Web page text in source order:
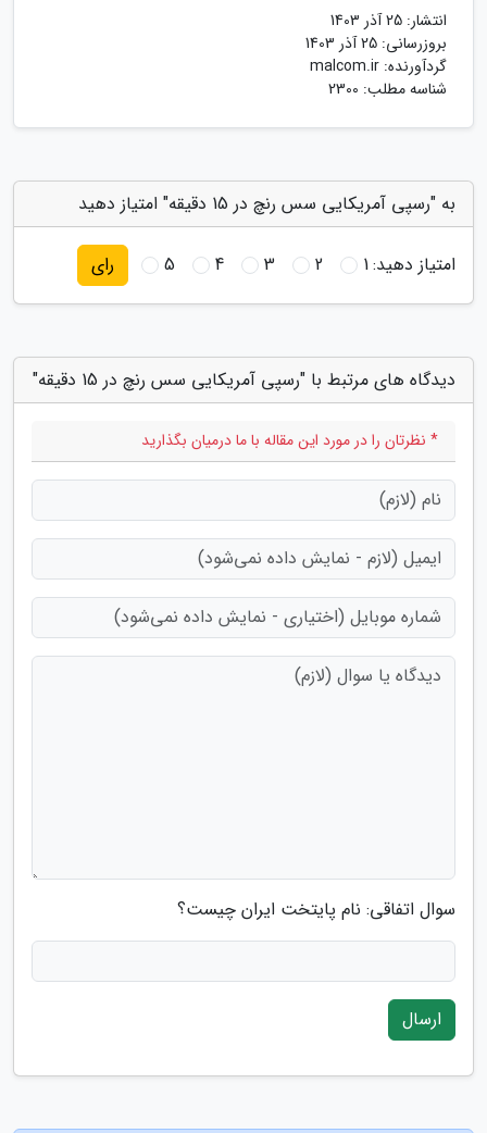
انتشار: 25 آذر 1403
بروزرسانی: 25 آذر 1403
گردآورنده: malcom.ir
شناسه مطلب: 2300
به "رسپی آمریکایی سس رنچ در 15 دقیقه" امتیاز دهید
امتیاز دهید:1
2
3
4
5 رای
دیدگاه های مرتبط با "رسپی آمریکایی سس رنچ در 15 دقیقه"
* نظرتان را در مورد این مقاله با ما درمیان بگذارید
سوال اتفاقی: نام پایتخت ایران چیست؟
ارسال